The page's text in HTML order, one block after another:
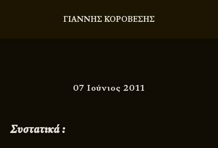
ΓΙΑΝΝΗΣ ΚΟΡΟΒΕΣΗΣ
07 Ιούνιος 2011
Συστατικά :